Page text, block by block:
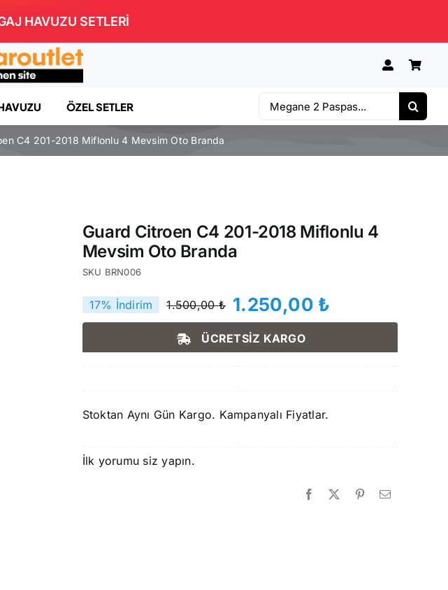
HAVUZU SETLERİ
ÖZEL SETLER Ara:
C4 201-2018 Miflonlu 4 Mevsim Oto Branda
Guard Citroen C4 201-2018 Miflonlu 4
Mevsim Oto Branda
SKU BRN006
1.500,00₺
Orijinal
fiyat:
1.500,00 ₺.
1.250,00 ₺
Şu
andaki
fiyat:
17% İndirim
ÜCRETSİZ KARGO
Stoktan Aynı Gün Kargo. Kampanyalı Fiyatlar.
İlk yorumu siz yapın.